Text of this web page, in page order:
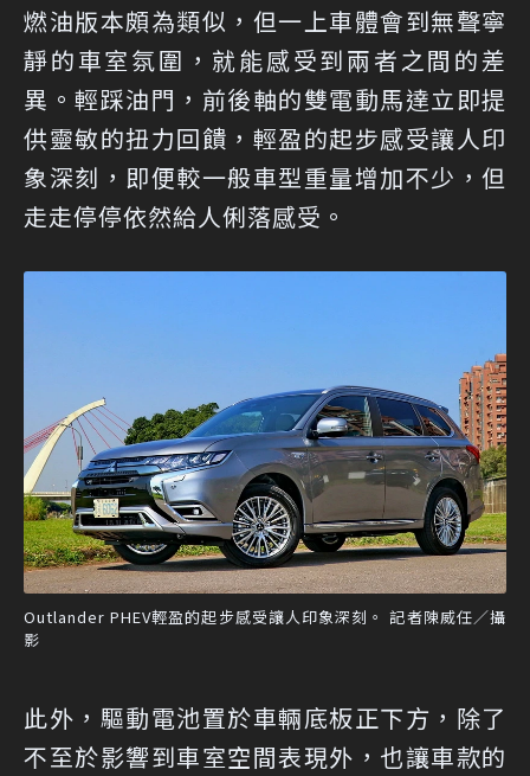
燃油版本頗為類似，但一上車體會到無聲寧
靜的車室氛圍，就能感受到兩者之間的差
異。輕踩油門，前後軸的雙電動馬達立即提
供靈敏的扭力回饋，輕盈的起步感受讓人印
象深刻，即便較一般車型重量增加不少，但
走走停停依然給人俐落感受。
Outlander PHEV輕盈的起步感受讓人印象深刻。 記者陳威任／攝
影
此外，驅動電池置於車輛底板正下方，除了
不至於影響到車室空間表現外，也讓車款的